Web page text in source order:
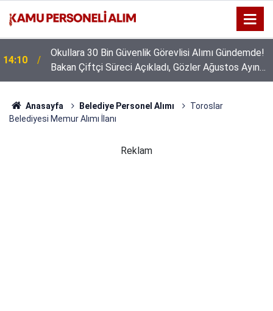
14:10
Okullara 30 Bin Güvenlik Görevlisi Alımı Gündemde!
Bakan Çiftçi Süreci Açıkladı, Gözler Ağustos Ayına
Çevrildi
Anasayfa Belediye Personel Alımı
Toroslar
Belediyesi Memur Alımı İlanı
Reklam